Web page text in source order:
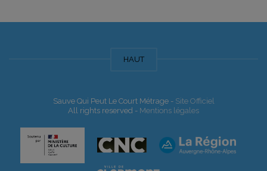
HAUT
Sauve Qui Peut Le Court Métrage - Site Officiel
All rights reserved - Mentions légales